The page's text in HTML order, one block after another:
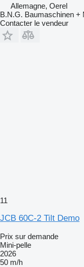
Allemagne, Oerel
B.N.G. Baumaschinen +
Contacter le vendeur
11
JCB 60C-2 Tilt Demo
Prix sur demande
Mini-pelle
2026
50 m/h